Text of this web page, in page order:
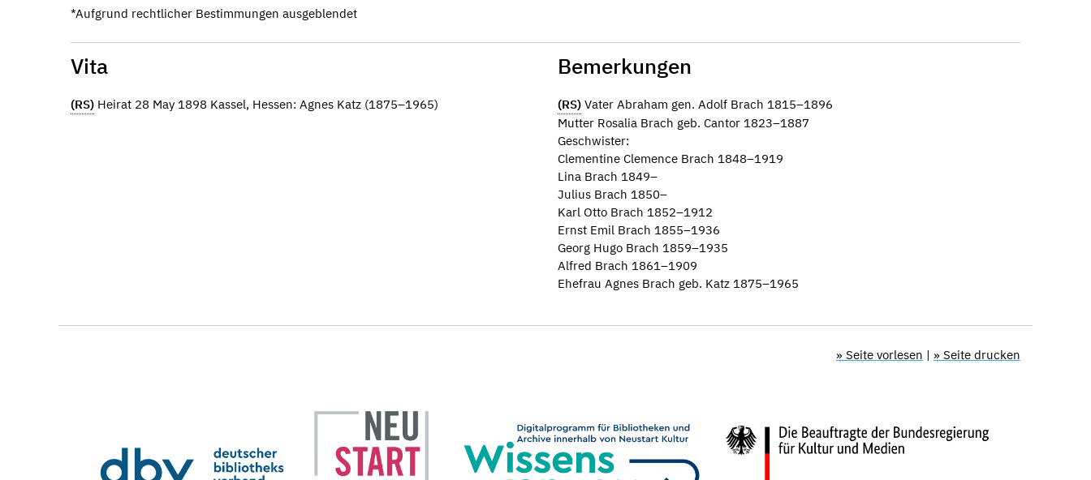
*Aufgrund rechtlicher Bestimmungen ausgeblendet
Vita
(RS) Heirat 28 May 1898 Kassel, Hessen: Agnes Katz (1875–1965)
Bemerkungen
(RS) Vater Abraham gen. Adolf Brach 1815–1896
Mutter Rosalia Brach geb. Cantor 1823–1887
Geschwister:
Clementine Clemence Brach 1848–1919
Lina Brach 1849–
Julius Brach 1850–
Karl Otto Brach 1852–1912
Ernst Emil Brach 1855–1936
Georg Hugo Brach 1859–1935
Alfred Brach 1861–1909
Ehefrau Agnes Brach geb. Katz 1875–1965
» Seite vorlesen | » Seite drucken